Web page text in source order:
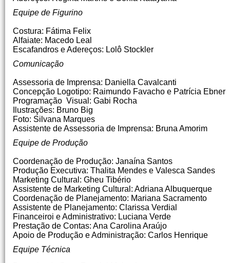
Equipe de Figurino
Costura: Fátima Felix
Alfaiate: Macedo Leal
Escafandros e Adereços: Lolô Stockler
Comunicação
Assessoria de Imprensa: Daniella Cavalcanti
Concepção Logotipo: Raimundo Favacho e Patrícia Ebner
Programação Visual: Gabi Rocha
Ilustrações: Bruno Big
Foto: Silvana Marques
Assistente de Assessoria de Imprensa: Bruna Amorim
Equipe de Produção
Coordenação de Produção: Janaína Santos
Produção Executiva: Thalita Mendes e Valesca Sandes
Marketing Cultural: Gheu Tibério
Assistente de Marketing Cultural: Adriana Albuquerque
Coordenação de Planejamento: Mariana Sacramento
Assistente de Planejamento: Clarissa Verdial
Financeiroi e Administrativo: Luciana Verde
Prestação de Contas: Ana Carolina Araújo
Apoio de Produção e Administração: Carlos Henrique
Equipe Técnica